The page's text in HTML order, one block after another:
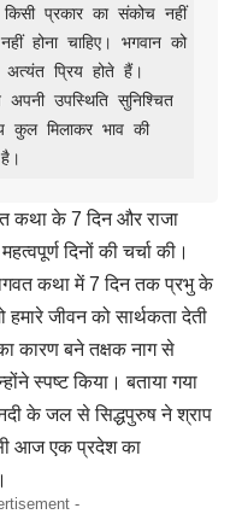
प्रकार का संकोच नहीं
होना चाहिए। भगवान को
प्रिय होते हैं।
उपस्थिति सुनिश्चित
कुल मिलाकर भाव की
कथा के 7 दिन और राजा
दिनों की चर्चा की।
कथा में 7 दिन तक प्रभु के
हमारे जीवन को सार्थकता देती
कारण बने तक्षक नाग से
स्पष्ट किया। बताया गया
के जल से सिद्धपुरुष ने श्राप
आज एक प्रदेश का
-